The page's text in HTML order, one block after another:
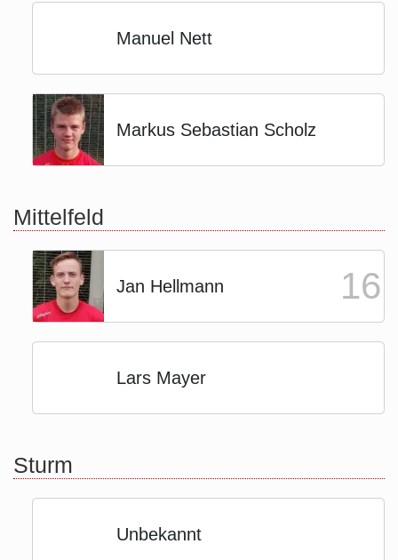
Manuel Nett
Markus Sebastian Scholz
Mittelfeld
Jan Hellmann 16
Lars Mayer
Sturm
Unbekannt